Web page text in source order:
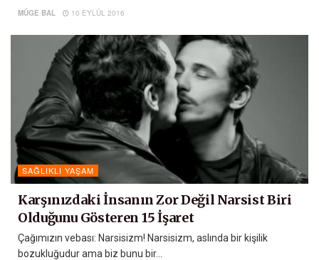
MÜGE BAL 10 EYLÜL 2016
SAĞLIKLI YAŞAM
Karşınızdaki İnsanın Zor Değil Narsist Biri
Olduğunu Gösteren 15 İşaret
Çağımızın vebası: Narsisizm! Narsisizm, aslında bir kişilik
bozukluğudur ama biz bunu bir...